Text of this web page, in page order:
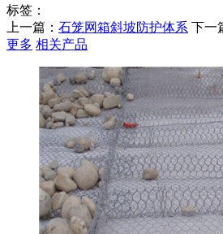
标签：
上一篇： 石笼网箱斜坡防护体系 下一
更多 相关产品